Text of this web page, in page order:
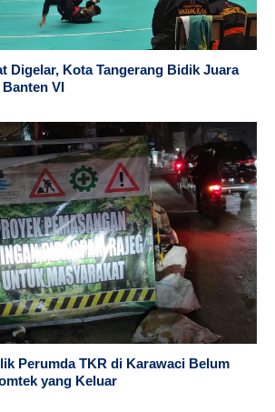
Digelar, Kota Tangerang Bidik Juara
VI
Perumda TKR di Karawaci Belum
yang Keluar